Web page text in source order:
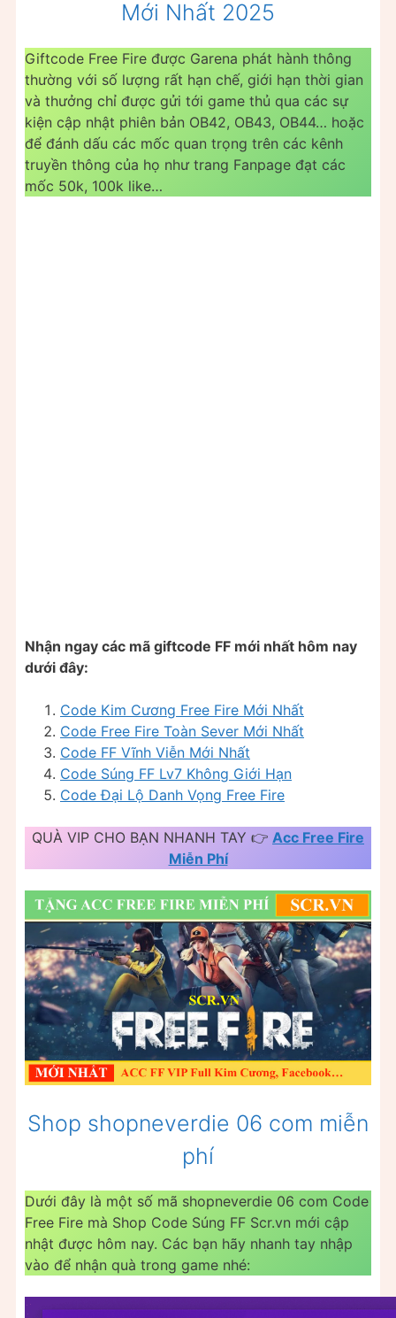
Mới Nhất 2025
Giftcode Free Fire được Garena phát hành thông
thường với số lượng rất hạn chế, giới hạn thời gian
và thưởng chỉ được gửi tới game thủ qua các sự
kiện cập nhật phiên bản OB42, OB43, OB44… hoặc
để đánh dấu các mốc quan trọng trên các kênh
truyền thông của họ như trang Fanpage đạt các
mốc 50k, 100k like…
Nhận ngay các mã giftcode FF mới nhất hôm nay
dưới đây:
Code Kim Cương Free Fire Mới Nhất
Code Free Fire Toàn Sever Mới Nhất
Code FF Vĩnh Viễn Mới Nhất
Code Súng FF Lv7 Không Giới Hạn
Code Đại Lộ Danh Vọng Free Fire
QUÀ VIP CHO BẠN NHANH TAY 👉 Acc Free Fire
Miễn Phí
Shop shopneverdie 06 com miễn
phí
Dưới đây là một số mã shopneverdie 06 com Code
Free Fire mà Shop Code Súng FF Scr.vn mới cập
nhật được hôm nay. Các bạn hãy nhanh tay nhập
vào để nhận quà trong game nhé: